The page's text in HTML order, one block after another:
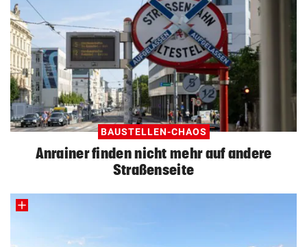
BAUSTELLEN-CHAOS
Anrainer finden nicht mehr auf andere
Straßenseite